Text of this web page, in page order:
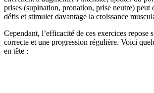
prises (supination, pronation, prise neutre)
défis et stimuler davantage la croissance
Cependant, l’efficacité de ces exercices repose
correcte et une progression régulière. Voici
en tête :